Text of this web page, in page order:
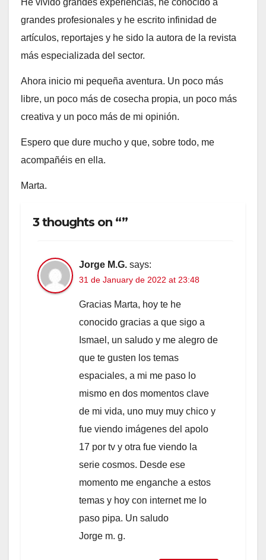
He vivido grandes experiencias, he conocido a
grandes profesionales y he escrito infinidad de
artículos, reportajes y he sido la autora de la revista
más especializada del sector.
Ahora inicio mi pequeña aventura. Un poco más
libre, un poco más de cosecha propia, un poco más
creativa y un poco más de mi opinión.
Espero que dure mucho y que, sobre todo, me
acompañéis en ella.
Marta.
3 thoughts on “”
Jorge M.G. says:
31 de January de 2022 at 23:48
Gracias Marta, hoy te he
conocido gracias a que sigo a
Ismael, un saludo y me alegro de
que te gusten los temas
espaciales, a mi me paso lo
mismo en dos momentos clave
de mi vida, uno muy muy chico y
fue viendo imágenes del apolo
17 por tv y otra fue viendo la
serie cosmos. Desde ese
momento me enganche a estos
temas y hoy con internet me lo
paso pipa. Un saludo
Jorge m. g.